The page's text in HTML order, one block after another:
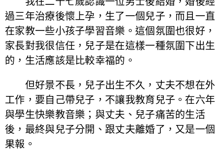
過三年治療後懷上孕，生了一個兒子，而且一直
在家教一些小孩子學習音樂。這個氛圍也很好，
家長對我很信任，兒子是在這樣一種氛圍下出生
的，生活應該是比較幸福的。
但好景不長，兒子出生不久，丈夫不想在外
工作，要自己帶兒子，不讓我教育兒子。在六年
與學生快樂教音樂；與丈夫、兒子痛苦的生活
後，最終與兒子分開、跟丈夫離婚了，又是一個
果報。